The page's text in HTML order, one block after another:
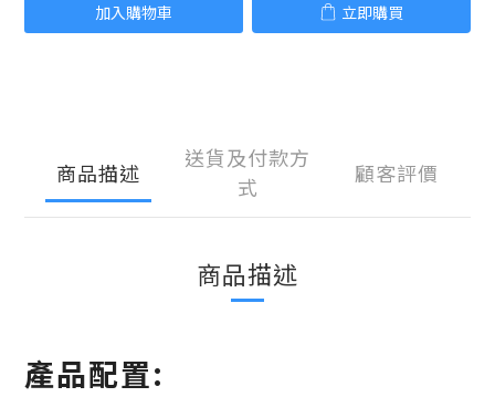
加入購物車 立即購買
商品描述
送貨及付款方
式
顧客評價
商品描述
產品配置: